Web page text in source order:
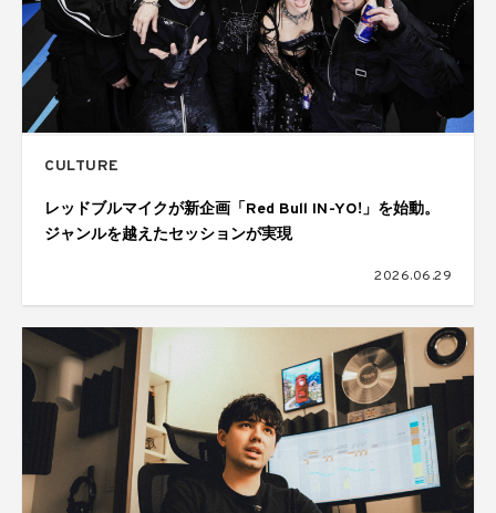
CULTURE
レッドブルマイクが新企画「Red Bull IN-YO!」を始動。
ジャンルを越えたセッションが実現
2026.06.29